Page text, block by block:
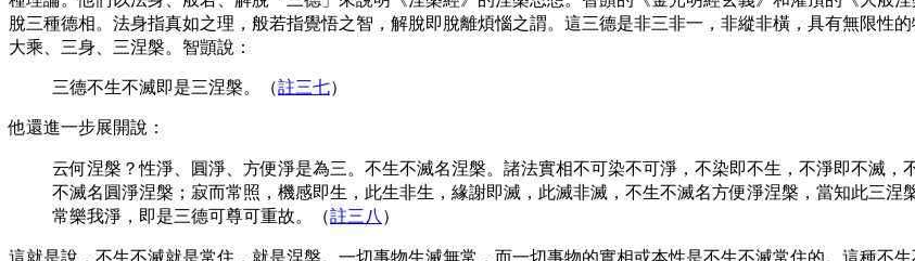
脫三種德相。法身指真如之理，般若指覺悟之智，解脫即脫離煩惱之謂。這三德是非三非一，非縱非橫，具有無限性
大乘、三身、三涅槃。智顗說：
三德不生不滅即是三涅槃。（註三七）
他還進一步展開說：
云何涅槃？性淨、圓淨、方便淨是為三。不生不滅名涅槃。諸法實相不可染不可淨，不染即不生，不淨即不滅
不滅名圓淨涅槃；寂而常照，機感即生，此生非生，緣謝即滅，此滅非滅，不生不滅名方便淨涅槃，當知此三
常樂我淨，即是三德可尊可重故。
（註三八 ）
這就是說，不生不滅就是常住，就是涅槃。一切事物生滅無常，而一切事物的實相或本性是不生不滅常住的。這種不